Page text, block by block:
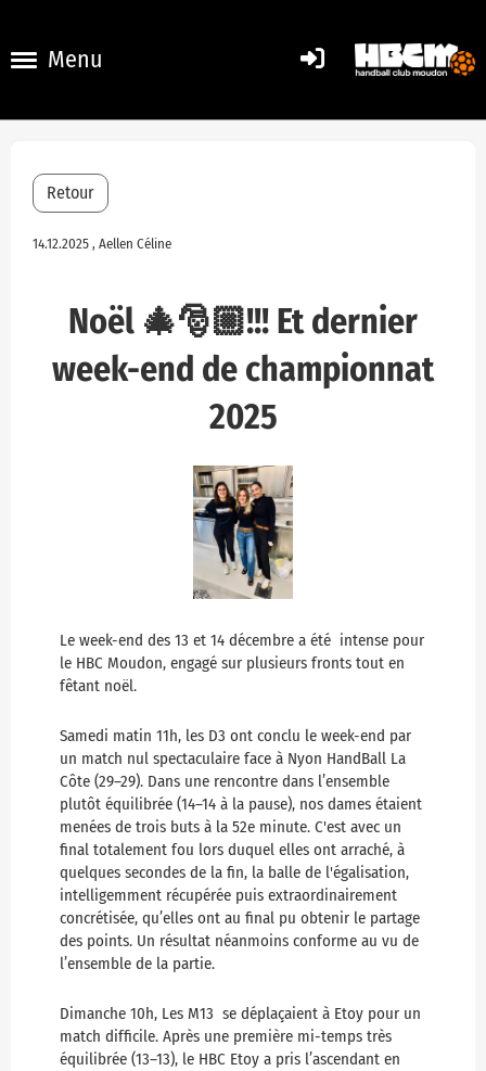
Menu
Retour
14.12.2025 , Aellen Céline
Noël 🎄🎅🏼!!! Et dernier
week-end de championnat
2025
Le week-end des 13 et 14 décembre a été intense pour
le HBC Moudon, engagé sur plusieurs fronts tout en
fêtant noël.
Samedi matin 11h, les D3 ont conclu le week-end par
un match nul spectaculaire face à Nyon HandBall La
Côte (29–29). Dans une rencontre dans l’ensemble
plutôt équilibrée (14–14 à la pause), nos dames étaient
menées de trois buts à la 52e minute. C'est avec un
final totalement fou lors duquel elles ont arraché, à
quelques secondes de la fin, la balle de l'égalisation,
intelligemment récupérée puis extraordinairement
concrétisée, qu’elles ont au final pu obtenir le partage
des points. Un résultat néanmoins conforme au vu de
l’ensemble de la partie.
Dimanche 10h, Les M13 se déplaçaient à Etoy pour un
match difficile. Après une première mi-temps très
équilibrée (13–13), le HBC Etoy a pris l’ascendant en